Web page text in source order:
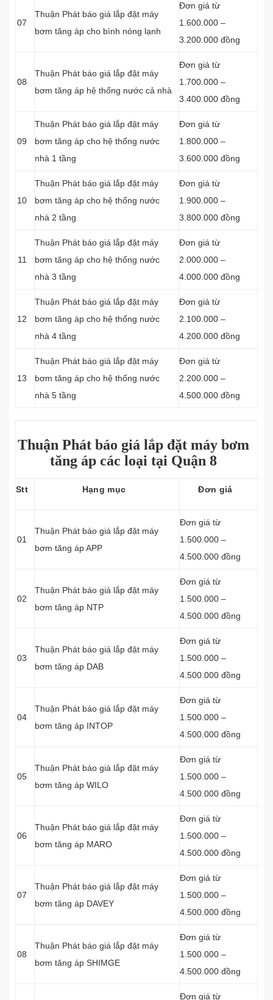
07
Thuận Phát báo giá lắp đặt máy
bơm tăng áp cho bình nóng lạnh
Đơn giá từ
1.600.000 –
3.200.000 đồng
08
Thuận Phát báo giá lắp đặt máy
bơm tăng áp hệ thống nước cả nhà
Đơn giá từ
1.700.000 –
3.400.000 đồng
09
Thuận Phát báo giá lắp đặt máy
bơm tăng áp cho hệ thống nước
nhà 1 tầng
Đơn giá từ
1.800.000 –
3.600.000 đồng
10
Thuận Phát báo giá lắp đặt máy
bơm tăng áp cho hệ thống nước
nhà 2 tầng
Đơn giá từ
1.900.000 –
3.800.000 đồng
11
Thuận Phát báo giá lắp đặt máy
bơm tăng áp cho hệ thống nước
nhà 3 tầng
Đơn giá từ
2.000.000 –
4.000.000 đồng
12
Thuận Phát báo giá lắp đặt máy
bơm tăng áp cho hệ thống nước
nhà 4 tầng
Đơn giá từ
2.100.000 –
4.200.000 đồng
13
Thuận Phát báo giá lắp đặt máy
bơm tăng áp cho hệ thống nước
nhà 5 tầng
Đơn giá từ
2.200.000 –
4.500.000 đồng
Thuận Phát báo giá lắp đặt máy bơm
tăng áp các loại tại Quận 8
Stt Hạng mục Đơn giá
01
Thuận Phát báo giá lắp đặt máy
bơm tăng áp APP
Đơn giá từ
1.500.000 –
4.500.000 đồng
02
Thuận Phát báo giá lắp đặt máy
bơm tăng áp NTP
Đơn giá từ
1.500.000 –
4.500.000 đồng
03
Thuận Phát báo giá lắp đặt máy
bơm tăng áp DAB
Đơn giá từ
1.500.000 –
4.500.000 đồng
04
Thuận Phát báo giá lắp đặt máy
bơm tăng áp INTOP
Đơn giá từ
1.500.000 –
4.500.000 đồng
05
Thuận Phát báo giá lắp đặt máy
bơm tăng áp WILO
Đơn giá từ
1.500.000 –
4.500.000 đồng
06
Thuận Phát báo giá lắp đặt máy
bơm tăng áp MARO
Đơn giá từ
1.500.000 –
4.500.000 đồng
07
Thuận Phát báo giá lắp đặt máy
bơm tăng áp DAVEY
Đơn giá từ
1.500.000 –
4.500.000 đồng
08
Thuận Phát báo giá lắp đặt máy
bơm tăng áp SHIMGE
Đơn giá từ
1.500.000 –
4.500.000 đồng
Đơn giá từ